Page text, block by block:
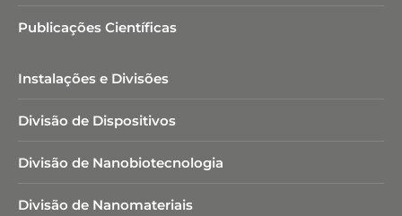
Publicações Científicas
Instalações e Divisões
Divisão de Dispositivos
Divisão de Nanobiotecnologia​
Divisão de Nanomateriais